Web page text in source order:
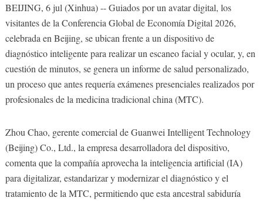
BEIJING, 6 jul (Xinhua) -- Guiados por un avatar digital, los
visitantes de la Conferencia Global de Economía Digital 2026,
celebrada en Beijing, se ubican frente a un dispositivo de
diagnóstico inteligente para realizar un escaneo facial y ocular, y, en
cuestión de minutos, se genera un informe de salud personalizado,
un proceso que antes requería exámenes presenciales realizados por
profesionales de la medicina tradicional china (MTC).
Zhou Chao, gerente comercial de Guanwei Intelligent Technology
(Beijing) Co., Ltd., la empresa desarrolladora del dispositivo,
comenta que la compañía aprovecha la inteligencia artificial (IA)
para digitalizar, estandarizar y modernizar el diagnóstico y el
tratamiento de la MTC, permitiendo que esta ancestral sabiduría